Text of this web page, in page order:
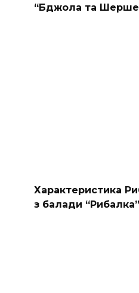
“Бджола та
Характеристика
з балади “Рибалка”